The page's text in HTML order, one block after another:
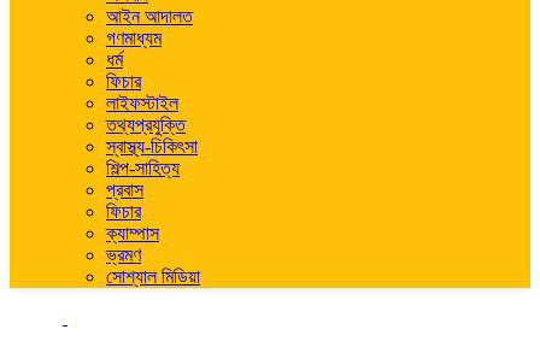
আইন আদালত
গণমাধ্যম
ধর্ম
ফিচার
লাইফস্টাইল
তথ্যপ্রযুক্তি
স্বাস্থ্য-চিকিৎসা
শিল্প-সাহিত্য
প্রবাস
ফিচার
ক্যাম্পাস
ভ্রমণ
সোশ্যাল মিডিয়া